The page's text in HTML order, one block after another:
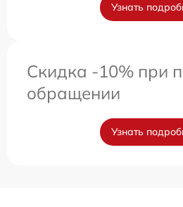
Узнать
Скидка -10% при
обращении
Узнать